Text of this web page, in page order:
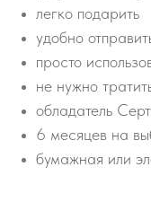
легко подарить
удобно
просто
не нужно
обладатель
6 месяцев на
бумажная или